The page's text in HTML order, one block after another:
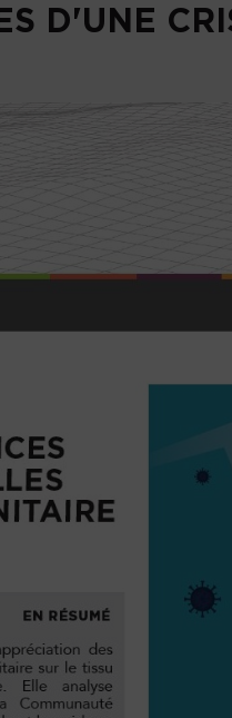
D'UNE